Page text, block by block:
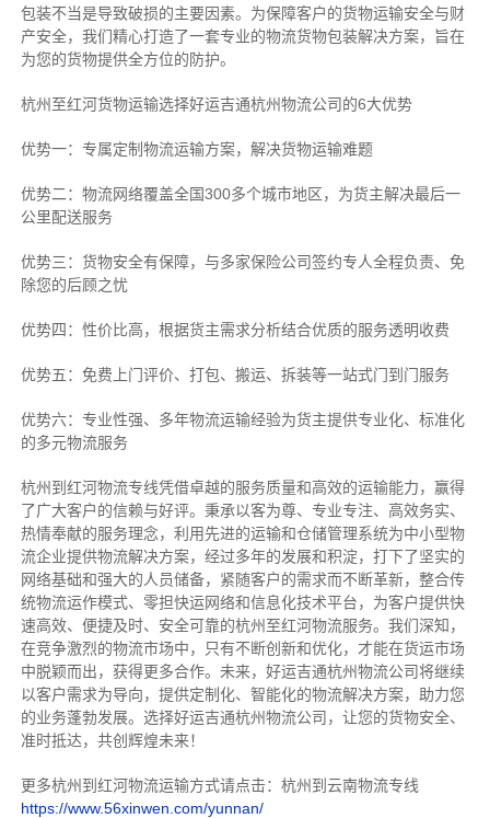
包装不当是导致破损的主要因素。为保障客户的货物运输安全与财
产安全，我们精心打造了一套专业的物流货物包装解决方案，旨在
为您的货物提供全方位的防护。
杭州至红河货物运输选择好运吉通杭州物流公司的6大优势
优势一：专属定制物流运输方案，解决货物运输难题
优势二：物流网络覆盖全国300多个城市地区，为货主解决最后一
公里配送服务
优势三：货物安全有保障，与多家保险公司签约专人全程负责、免
除您的后顾之忧
优势四：性价比高，根据货主需求分析结合优质的服务透明收费
优势五：免费上门评价、打包、搬运、拆装等一站式门到门服务
优势六：专业性强、多年物流运输经验为货主提供专业化、标准化
的多元物流服务
杭州到红河物流专线凭借卓越的服务质量和高效的运输能力，赢得
了广大客户的信赖与好评。 秉承以客为尊、专业专注、高效务实、
热情奉献的服务理念，利用先进的运输和仓储管理系统为中小型物
流企业提供物流解决方案，经过多年的发展和积淀，打下了坚实的
网络基础和强大的人员储备，紧随客户的需求而不断革新，整合传
统物流运作模式、零担快运网络和信息化技术平台，为客户提供快
速高效、便捷及时、安全可靠的杭州至红河物流服务。 我们深知，
在竞争激烈的物流市场中，只有不断创新和优化，才能在货运市场
中脱颖而出，获得更多合作。 未来，好运吉通杭州物流公司将继续
以客户需求为导向，提供定制化、智能化的物流解决方案，助力您
的业务蓬勃发展。选择好运吉通杭州物流公司，让您的货物安全、
准时抵达，共创辉煌未来！
更多杭州到红河物流运输方式请点击：杭州到云南物流专线
https://www.56xinwen.com/yunnan/